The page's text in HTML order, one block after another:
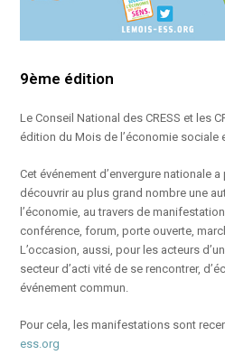
9ème édition
Le Conseil National des CRESS et les
édition du Mois de l’économie sociale
Cet événement d’envergure nationale
découvrir au plus grand nombre une
l’économie, au travers de
conférence, forum, porte ouverte,
L’occasion, aussi, pour les acteurs
secteur d’acti vité de se rencontrer,
événement commun.
Pour cela, les manifestations sont
ess.org